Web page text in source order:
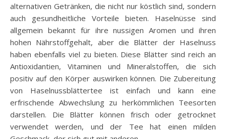
alternativen Getränken, die nicht nur köstlich sind, sondern
auch gesundheitliche Vorteile bieten. Haselnüsse sind
allgemein bekannt für ihre nussigen Aromen und ihren
hohen Nährstoffgehalt, aber die Blätter der Haselnuss
haben ebenfalls viel zu bieten. Diese Blätter sind reich an
Antioxidantien, Vitaminen und Mineralstoffen, die sich
positiv auf den Körper auswirken können. Die Zubereitung
von Haselnussblättertee ist einfach und kann eine
erfrischende Abwechslung zu herkömmlichen Teesorten
darstellen. Die Blätter können frisch oder getrocknet
verwendet werden, und der Tee hat einen milden